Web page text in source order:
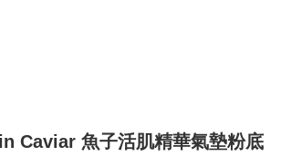
Caviar 魚子活肌精華氣墊粉底